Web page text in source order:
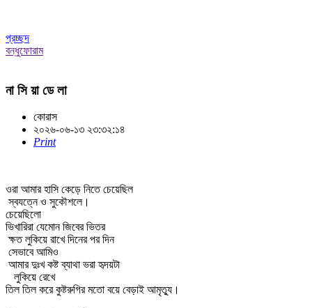
প্রচ্ছদ
বন্ধুফোরাম
না সি য়া ডে লা
কোরাস
২০২৬-০৬-১৩ ২৩:৩২:১৪
Print
ওরা আমার হাসি কেড়ে নিতে চেয়েছিল
স্বযত্নে ও সুকৌশলে।
চেয়েছিলো
ভিখারিরা যেমোন জিবের ভিতর
ক্ষত লুকিয়ে রাখে দিনের পর দিন
সেভাবে আমিও
আমার দুঃখ কষ্ট ব্যাথা ভরা হৃদয়টা
লুকিয়ে রেখে
তিল তিল করে কুষ্টরুগির মতো বয়ে বেড়াই আমৃত্যু।